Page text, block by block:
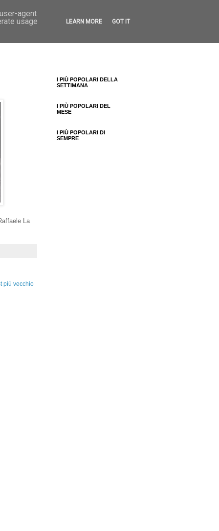
La
più vecchio
I PIÙ POPOLARI DELLA
SETTIMANA
I PIÙ POPOLARI DEL
MESE
I PIÙ POPOLARI DI
SEMPRE
agent
usage
LEARN MORE GOT IT